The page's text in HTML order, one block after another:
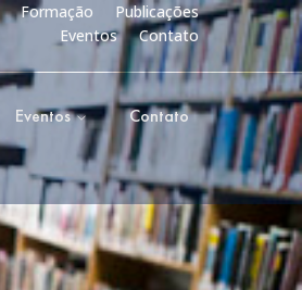
Formação
Publicações
Eventos
Contato
Eventos Contato